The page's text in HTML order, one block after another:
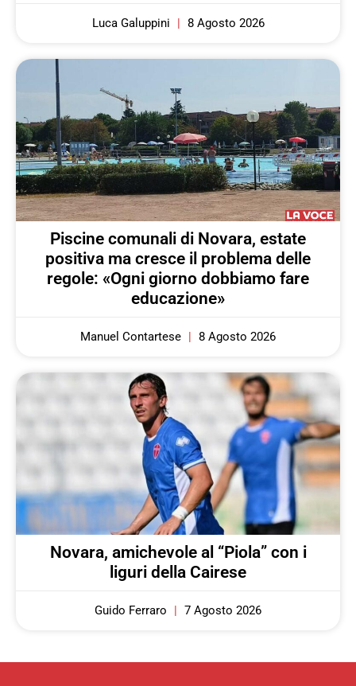
Luca Galuppini 8 Agosto 2026
Piscine comunali di Novara, estate
positiva ma cresce il problema delle
regole: «Ogni giorno dobbiamo fare
educazione»
Manuel Contartese 8 Agosto 2026
Novara, amichevole al “Piola” con i
liguri della Cairese
Guido Ferraro 7 Agosto 2026